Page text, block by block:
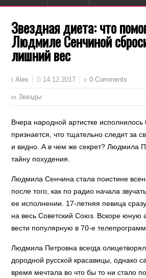
Звездная диета: что
Людмиле Сенчиной
лишний вес
Alex 14.12.2017 0 Comments
Звезды
Вчера народной артистке исполнилось
признается, что тщательно следит за
и видно. А в чем же секрет? Людмила
тайну похудения.
Людмила Сенчина стала поистине
после того, как по радио начала
ее исполнении. 17-летняя певица
на весь Советский Союз. Вскоре юную
вести популярную в 70-е
Людмила Петровна всегда
дородной русской красавицы, однако
время мечтала во что бы то ни стало